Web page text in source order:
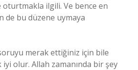
ilgili. Ve bence en
de bu düzene uymaya
merak ettiğiniz için bile
olur. Allah zamanında bir şey